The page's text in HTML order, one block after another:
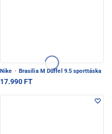
Nike · Brasilia M Duffel 9.5 sporttáska
17.990 FT